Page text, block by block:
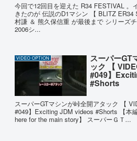
今回で12回目を迎えた R34 FESTIVAL 。
きたのが 伝説のD1マシン 【 BLITZ
村謙 ＆ 熊久保信重 が最後まで シリーズ
2006シ...
VIDEO OPTION スーパーGT
ック 【
#049】
#Shorts
スーパーGTマシンが峠全開アタック 【
#049】Exciting JDM videos #Shorts 【本
here for the main story】 スーパーＧＴ...